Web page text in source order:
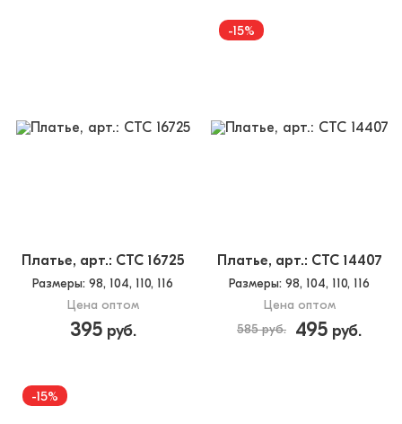
Платье, арт.: CTC 16725
Размеры: 98, 104, 110, 116
Цена оптом
395руб.
-15%
Платье, арт.: CTC 14407
Размеры: 98, 104, 110, 116
Цена оптом
585 руб.
495 руб.
-15%